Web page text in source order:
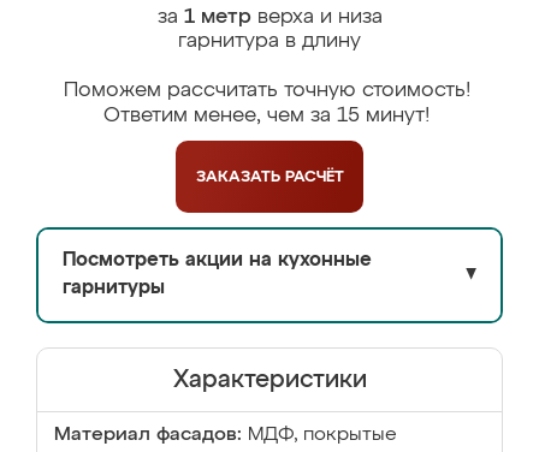
за 1 метрверха и низа
гарнитура в длину
Поможем рассчитать точную стоимость!
Ответим менее, чем за 15 минут!
ЗАКАЗАТЬ РАСЧЁТ
Посмотреть акции на кухонные
гарнитуры
▼
Характеристики
Материал фасадов: МДФ, покрытые